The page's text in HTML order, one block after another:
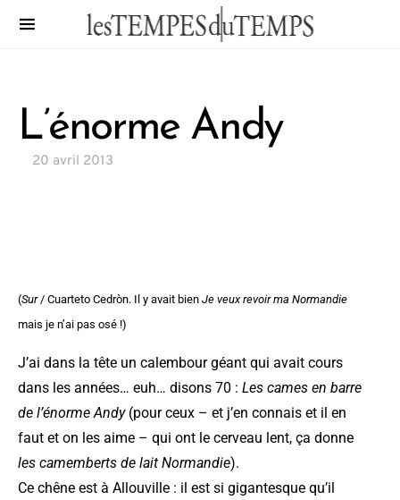
L’énorme Andy
20 avril 2013
(Sur/ Cuarteto Cedròn. Il y avait bien Je veux revoir ma Normandie
mais je n’ai pas osé !)
J’ai dans la tête un calembour géant qui avait cours
dans les années… euh… disons 70 : Les cames en barre
de l’énorme Andy(pour ceux – et j’en connais et il en
faut et on les aime – qui ont le cerveau lent, ça donne
les camemberts de lait Normandie).
Ce chêne est à Allouville : il est si gigantesque qu’il